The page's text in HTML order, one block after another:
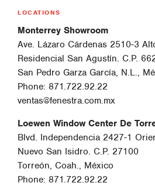
LOCATIONS
Monterrey Showroom
Ave. Lázaro Cárdenas 2510-3
Residencial San Agustín. C.P.
San Pedro Garza García, N.L.,
Phone: 871.722.92.22
ventas@fenestra.com.mx
Loewen Window Center De
Blvd. Independencia 2427-1
Nuevo San Isidro. C.P. 27100
Torreón, Coah., México
Phone: 871.722.92.22